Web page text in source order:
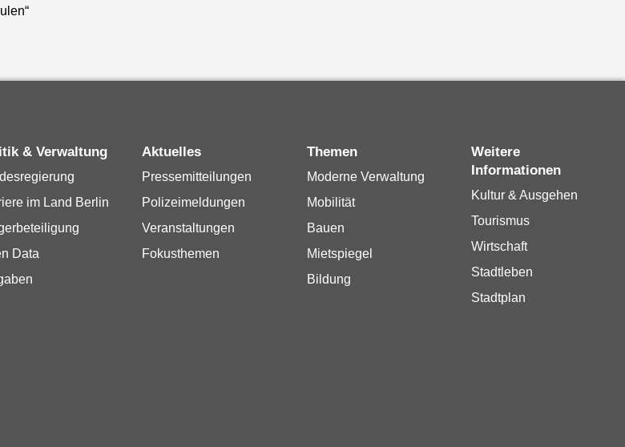
& Verwaltung
im Land Berlin
Data
Aktuelles
Pressemitteilungen
Polizeimeldungen
Veranstaltungen
Fokusthemen
Themen
Moderne Verwaltung
Mobilität
Bauen
Mietspiegel
Bildung
Weitere
Informationen
Kultur & Ausgehen
Tourismus
Wirtschaft
Stadtleben
Stadtplan